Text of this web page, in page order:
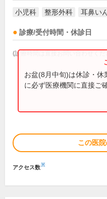
小児科 整形外科 耳鼻い
診療/受付時間・休診日
(診療時間は直接お問い合わせくだ
お盆(8月中旬)は休診・
に必ず医療機関に直接ご
この医
アクセス数※